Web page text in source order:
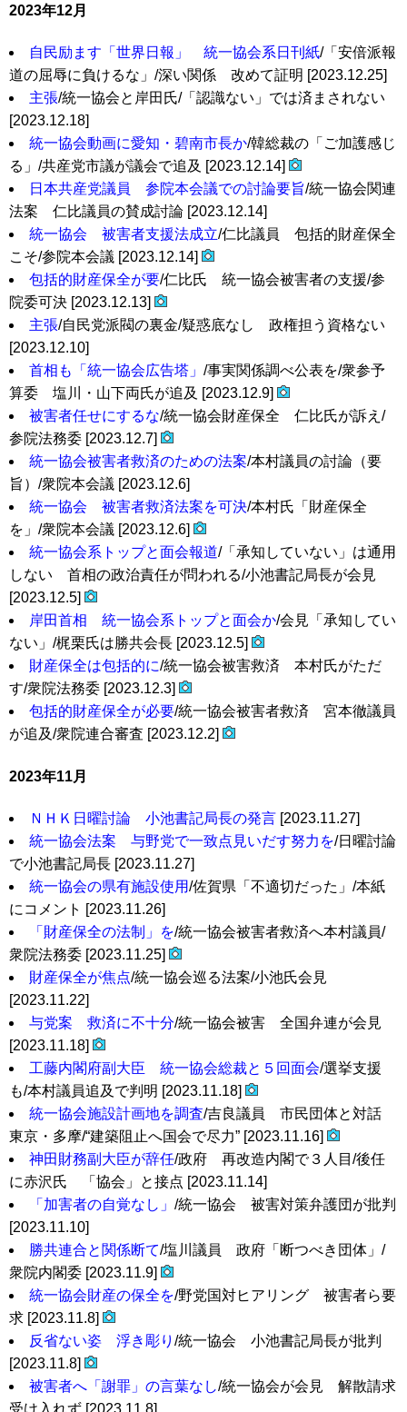
2023年12月
自民励ます「世界日報」 統一協会系日刊紙/「安倍派報
道の屈辱に負けるな」/深い関係 改めて証明 [2023.12.25]
主張/統一協会と岸田氏/「認識ない」では済まされない
[2023.12.18]
統一協会動画に愛知・碧南市長か/韓総裁の「ご加護感じ
る」/共産党市議が議会で追及 [2023.12.14]
日本共産党議員 参院本会議での討論要旨/統一協会関連
法案 仁比議員の賛成討論 [2023.12.14]
統一協会 被害者支援法成立/仁比議員 包括的財産保全
こそ/参院本会議 [2023.12.14]
包括的財産保全が要/仁比氏 統一協会被害者の支援/参
院委可決 [2023.12.13]
主張/自民党派閥の裏金/疑惑底なし 政権担う資格ない
[2023.12.10]
首相も「統一協会広告塔」 /事実関係調べ公表を/衆参予
算委 塩川・山下両氏が追及 [2023.12.9]
被害者任せにするな/統一協会財産保全 仁比氏が訴え/
参院法務委 [2023.12.7]
統一協会被害者救済のための法案/本村議員の討論（要
旨）/衆院本会議 [2023.12.6]
統一協会 被害者救済法案を可決/本村氏「財産保全
を」/衆院本会議 [2023.12.6]
統一協会系トップと面会報道/「承知していない」は通用
しない 首相の政治責任が問われる/小池書記局長が会見
[2023.12.5]
岸田首相 統一協会系トップと面会か/会見「承知してい
ない」/梶栗氏は勝共会長 [2023.12.5]
財産保全は包括的に/統一協会被害救済 本村氏がただ
す/衆院法務委 [2023.12.3]
包括的財産保全が必要/統一協会被害者救済 宮本徹議員
が追及/衆院連合審査 [2023.12.2]
2023年11月
ＮＨＫ日曜討論 小池書記局長の発言 [2023.11.27]
統一協会法案 与野党で一致点見いだす努力を/日曜討論
で小池書記局長 [2023.11.27]
統一協会の県有施設使用/佐賀県「不適切だった」/本紙
にコメント [2023.11.26]
「財産保全の法制」を/統一協会被害者救済へ本村議員/
衆院法務委 [2023.11.25]
財産保全が焦点/統一協会巡る法案/小池氏会見
[2023.11.22]
与党案 救済に不十分/統一協会被害 全国弁連が会見
[2023.11.18]
工藤内閣府副大臣 統一協会総裁と５回面会/選挙支援
も/本村議員追及で判明 [2023.11.18]
統一協会施設計画地を調査/吉良議員 市民団体と対話
東京・多摩/“建築阻止へ国会で尽力” [2023.11.16]
神田財務副大臣が辞任/政府 再改造内閣で３人目/後任
に赤沢氏 「協会」と接点 [2023.11.14]
「加害者の自覚なし」 /統一協会 被害対策弁護団が批判
[2023.11.10]
勝共連合と関係断て/塩川議員 政府「断つべき団体」/
衆院内閣委 [2023.11.9]
統一協会財産の保全を/野党国対ヒアリング 被害者ら要
求 [2023.11.8]
反省ない姿 浮き彫り /統一協会 小池書記局長が批判
[2023.11.8]
被害者へ「謝罪」の言葉なし/統一協会が会見 解散請求
受け入れず [2023.11.8]